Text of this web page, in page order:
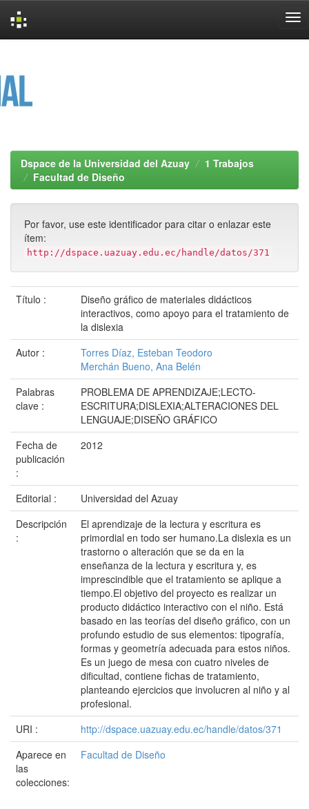
Dspace de la Universidad del Azuay
1 Trabajos
Facultad de Diseño
Por favor, use este identificador para citar o enlazar este
ítem:
http://dspace.uazuay.edu.ec/handle/datos/371
Título :
Diseño gráfico de materiales didácticos
interactivos, como apoyo para el tratamiento de
la dislexia
Autor :
Torres Díaz, Esteban Teodoro
Merchán Bueno, Ana Belén
Palabras
clave :
PROBLEMA DE APRENDIZAJE;LECTO-
ESCRITURA;DISLEXIA;ALTERACIONES DEL
LENGUAJE;DISEÑO GRÁFICO
Fecha de
publicación
:
2012
Editorial :
Universidad del Azuay
Descripción
:
El aprendizaje de la lectura y escritura es
primordial en todo ser humano.La dislexia es un
trastorno o alteración que se da en la
enseñanza de la lectura y escritura y, es
imprescindible que el tratamiento se aplique a
tiempo.El objetivo del proyecto es realizar un
producto didáctico interactivo con el niño. Está
basado en las teorías del diseño gráfico, con un
profundo estudio de sus elementos: tipografía,
formas y geometría adecuada para estos niños.
Es un juego de mesa con cuatro niveles de
dificultad, contiene fichas de tratamiento,
planteando ejercicios que involucren al niño y al
profesional.
URI :
http://dspace.uazuay.edu.ec/handle/datos/371
Aparece en
las
colecciones:
Facultad de Diseño